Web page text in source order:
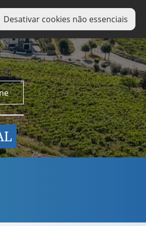
Desativar cookies não essenciais